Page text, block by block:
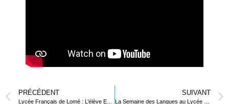
PRÉCÉDENT SUIVANT